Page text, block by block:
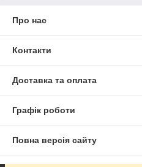
Про нас
Контакти
Доставка та оплата
Графік роботи
Повна версія сайту